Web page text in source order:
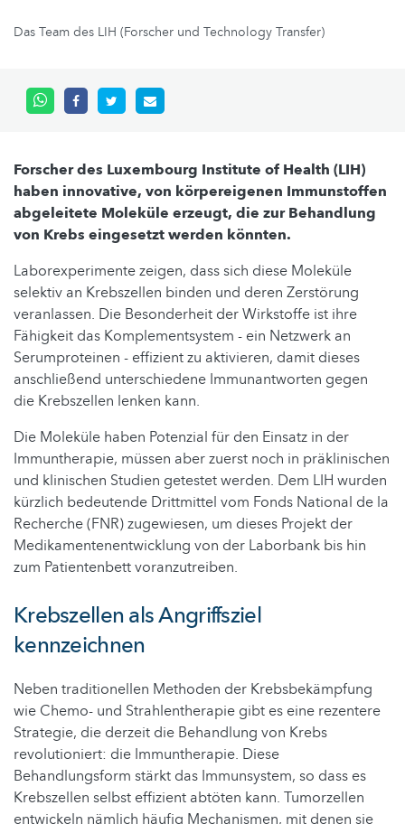
Das Team des LIH (Forscher und Technology Transfer)
Forscher des Luxembourg Institute of Health (LIH)
haben innovative, von körpereigenen Immunstoffen
abgeleitete Moleküle erzeugt, die zur Behandlung
von Krebs eingesetzt werden könnten.
Laborexperimente zeigen, dass sich diese Moleküle
selektiv an Krebszellen binden und deren Zerstörung
veranlassen. Die Besonderheit der Wirkstoffe ist ihre
Fähigkeit das Komplementsystem - ein Netzwerk an
Serumproteinen - effizient zu aktivieren, damit dieses
anschließend unterschiedene Immunantworten gegen
die Krebszellen lenken kann.
Die Moleküle haben Potenzial für den Einsatz in der
Immuntherapie, müssen aber zuerst noch in präklinischen
und klinischen Studien getestet werden. Dem LIH wurden
kürzlich bedeutende Drittmittel vom Fonds National de la
Recherche (FNR) zugewiesen, um dieses Projekt der
Medikamentenentwicklung von der Laborbank bis hin
zum Patientenbett voranzutreiben.
Krebszellen als Angriffsziel
kennzeichnen
Neben traditionellen Methoden der Krebsbekämpfung
wie Chemo- und Strahlentherapie gibt es eine rezentere
Strategie, die derzeit die Behandlung von Krebs
revolutioniert: die Immuntherapie. Diese
Behandlungsform stärkt das Immunsystem, so dass es
Krebszellen selbst effizient abtöten kann. Tumorzellen
entwickeln nämlich häufig Mechanismen, mit denen sie